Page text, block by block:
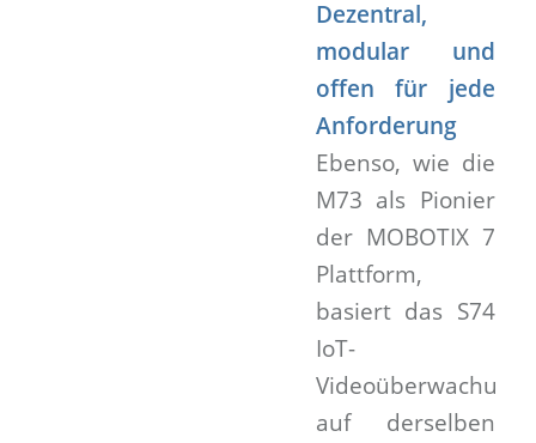
Dezentral,
modular und
offen für jede
Anforderung
Ebenso, wie die
M73 als Pionier
der MOBOTIX 7
Plattform,
basiert das S74
IoT-
auf derselben